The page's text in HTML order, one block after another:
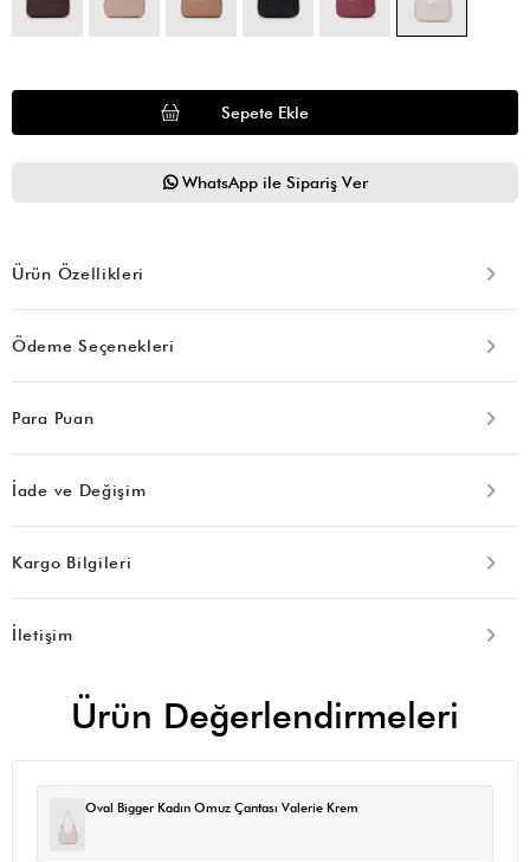
WhatsApp ile Sipariş Ver
Ürün Özellikleri
Ödeme Seçenekleri
Para Puan
İade ve Değişim
Kargo Bilgileri
İletişim
Ürün Değerlendirmeleri
Oval Bigger Kadın Omuz Çantası Valerie Krem